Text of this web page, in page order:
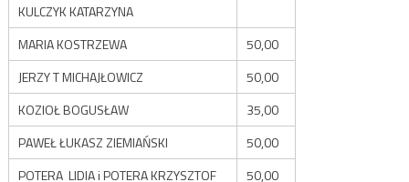
KULCZYK KATARZYNA
MARIA KOSTRZEWA
50,00
JERZY T MICHAJŁOWICZ
50,00
KOZIOŁ BOGUSŁAW
35,00
PAWEŁ ŁUKASZ ZIEMIAŃSKI
50,00
POTERA LIDIA i POTERA KRZYSZTOF
50,00